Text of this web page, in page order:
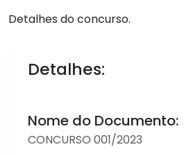
Detalhes do concurso.
Detalhes:
Nome do Documento:
CONCURSO 001/2023